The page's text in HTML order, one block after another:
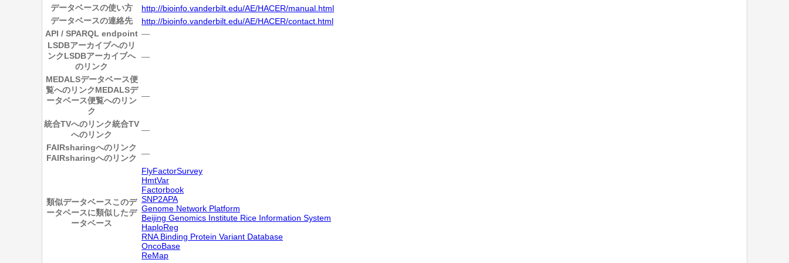
データベースの使い方
http://bioinfo.vanderbilt.edu/AE/HACER/manual.html
データベースの連絡先
http://bioinfo.vanderbilt.edu/AE/HACER/contact.html
API / SPARQL endpoint ―
LSDBアーカイブへのリ
ンクLSDBアーカイブへ
のリンク
―
MEDALSデータベース便
覧へのリンクMEDALSデ
ータベース便覧へのリン
ク
―
統合TVへのリンク統合TV
へのリンク
―
FAIRsharingへのリンク
FAIRsharingへのリンク
―
類似データベースこのデ
ータベースに類似したデ
ータベース
FlyFactorSurvey
HmtVar
Factorbook
SNP2APA
Genome Network Platform
Beijing Genomics Institute Rice Information System
HaploReg
RNA Binding Protein Variant Database
OncoBase
ReMap